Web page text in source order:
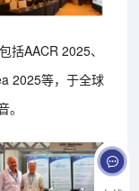
括AACR 2025、
2025等，于全球